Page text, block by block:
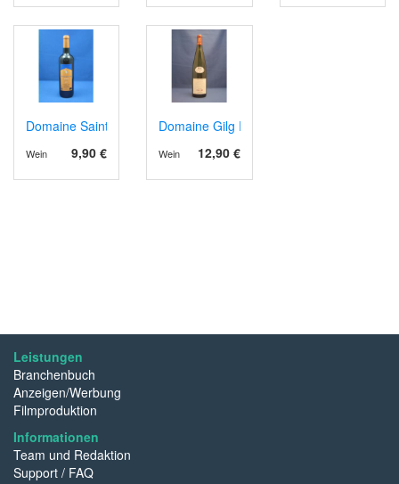
Domaine Sainte Juste AOP Corbières 2021 rot
9,90 €
Wein
Domaine Gilg Riesling Marnes et Calcaire
12,90 €
Wein
Leistungen
Branchenbuch
Anzeigen/Werbung
Filmproduktion
Informationen
Team und Redaktion
Support / FAQ